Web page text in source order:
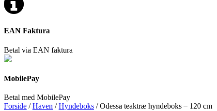
EAN Faktura
Betal via EAN faktura
MobilePay
Betal med MobilePay
Forside /Haven /Hyndeboks / Odessa teaktræ hyndeboks – 120 cm